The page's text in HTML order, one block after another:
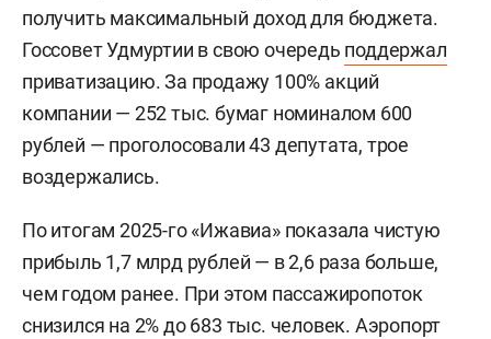
получить максимальный доход для бюджета.
Госсовет Удмуртии в свою очередь поддержал
приватизацию. За продажу 100% акций
компании — 252 тыс. бумаг номиналом 600
рублей — проголосовали 43 депутата, трое
воздержались.
По итогам 2025-го «Ижавиа» показала чистую
прибыль 1,7 млрд рублей — в 2,6 раза больше,
чем годом ранее. При этом пассажиропоток
снизился на 2% до 683 тыс. человек. Аэропорт